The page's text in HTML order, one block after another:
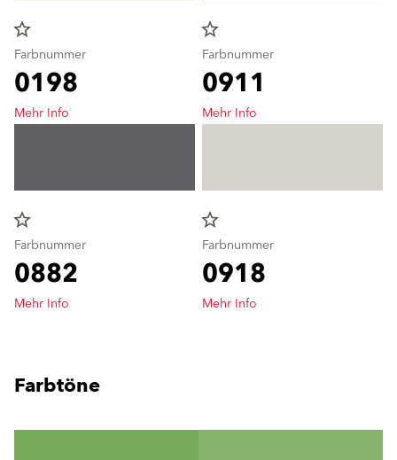
star_border
Farbnummer
0198
Mehr Info
star_border
Farbnummer
0882
Mehr Info
star_border
Farbnummer
0911
Mehr Info
star_border
Farbnummer
0918
Mehr Info
Farbtöne